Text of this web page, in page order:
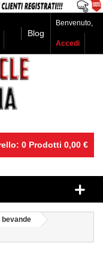
Blog
Benvenuto,
Accedi
0 Prodotti 0,00 €
bevande